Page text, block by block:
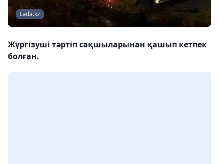
Lada.kz
Жүргізуші тәртіп сақшыларынан қашып кетпек
болған.